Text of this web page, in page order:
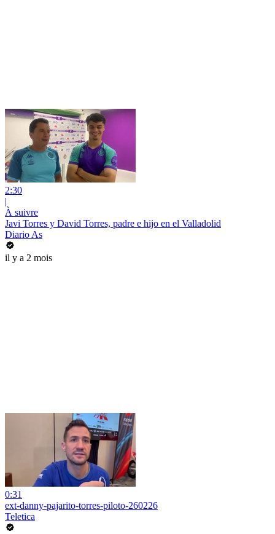
2:30
|
À suivre
Javi Torres y David Torres, padre e hijo en el Valladolid
Diario As
il y a 2 mois
0:31
ext-danny-pajarito-torres-piloto-260226
Teletica